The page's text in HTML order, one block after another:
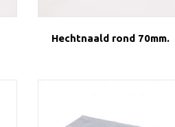
Hechtnaald rond 70mm.